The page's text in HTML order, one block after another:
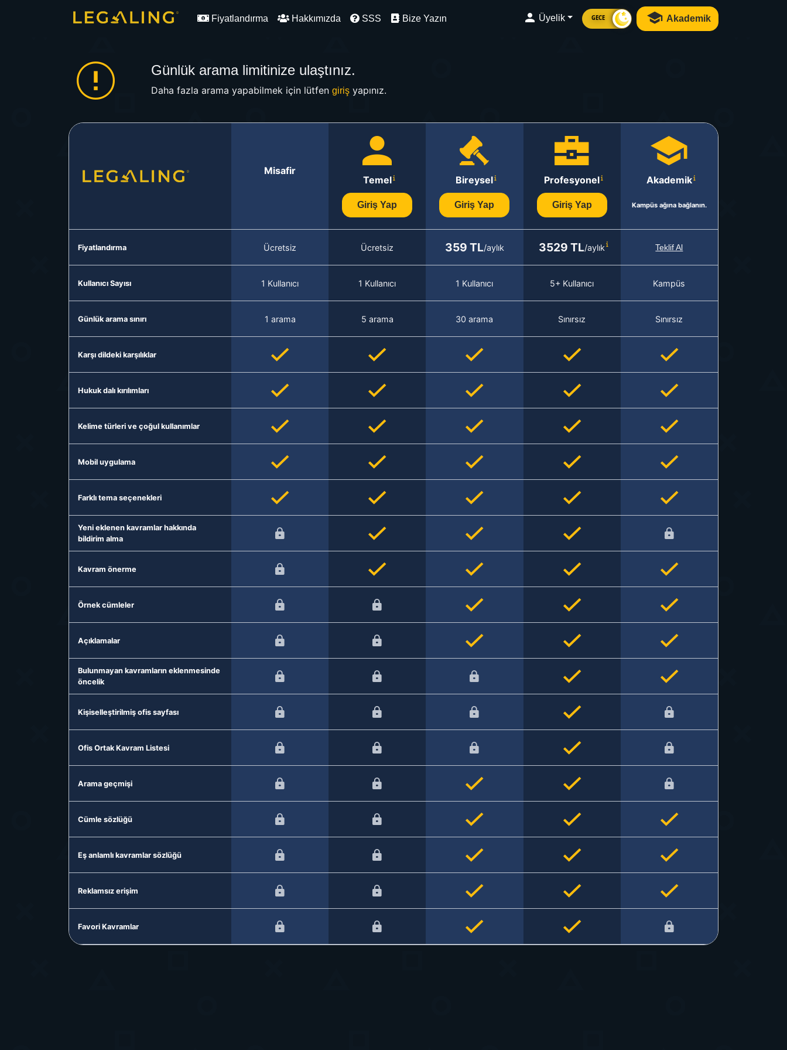
Fiyatlandırma Hakkımızda SSS Bize Yazın Üyelik GECE Akademik
Günlük arama limitinize ulaştınız.
Daha fazla arama yapabilmek için lütfen girişyapınız.
Misafir
Temel
Giriş Yap
Bireysel
Giriş Yap
Profesyonel
Giriş Yap
Akademik
Kampüs ağına bağlanın.
Fiyatlandırma Ücretsiz Ücretsiz 359 TL/aylık 3529 TL/aylık Teklif Al
Kullanıcı Sayısı 1 Kullanıcı 1 Kullanıcı 1 Kullanıcı 5+ Kullanıcı Kampüs
Günlük arama sınırı 1 arama 5 arama 30 arama Sınırsız Sınırsız
Karşı dildeki karşılıklar
Hukuk dalı kırılımları
Kelime türleri ve çoğul kullanımlar
Mobil uygulama
Farklı tema seçenekleri
Yeni eklenen kavramlar hakkında
bildirim alma
Kavram önerme
Örnek cümleler
Açıklamalar
Bulunmayan kavramların eklenmesinde
öncelik
Kişiselleştirilmiş ofis sayfası
Ofis Ortak Kavram Listesi
Arama geçmişi
Cümle sözlüğü
Eş anlamlı kavramlar sözlüğü
Reklamsız erişim
Favori Kavramlar